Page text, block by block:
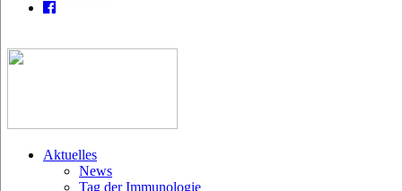
Aktuelles
News
Tag der Immunologie